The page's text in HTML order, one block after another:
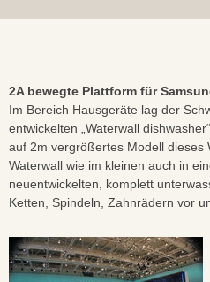
2A bewegte Plattform für
Im Bereich Hausgeräte lag der
entwickelten „Waterwall
auf 2m vergrößertes Modell dieses
Waterwall wie im kleinen auch in
neuentwickelten, komplett
Ketten, Spindeln, Zahnrädern vor